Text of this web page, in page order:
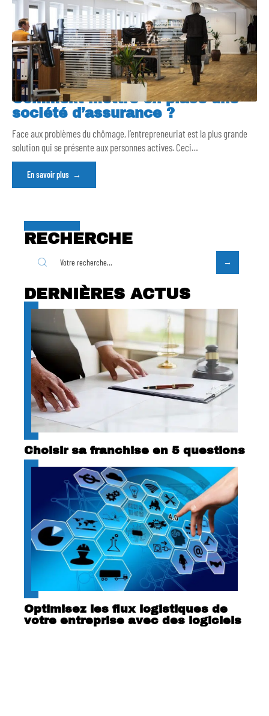
Comment mettre en place une
société d’assurance ?
Face aux problèmes du chômage, l’entrepreneuriat est la plus grande
solution qui se présente aux personnes actives. Ceci…
En savoir plus
RECHERCHE
DERNIÈRES ACTUS
Choisir sa franchise en 5 questions
Optimisez les flux logistiques de
votre entreprise avec des logiciels